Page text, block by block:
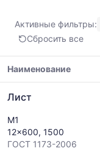
1173-
2006
Показаны
минимальная,
медианная
цена
по
данным
прайс-
Активные фильтры:
Сбросить все
цен
металлопрокат
указанием
Наименование
Лист
М1
12x600, 1500
ГОСТ 1173-2006